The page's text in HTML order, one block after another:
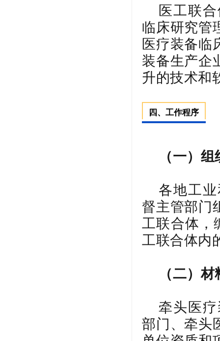
医工联
临床研究管
医疗装备临
装备生产企
升的技术和
四、工作程序
（一）
各地工
督主管部门
工联合体，
工联合体内
（二）
牵头医
部门、牵头